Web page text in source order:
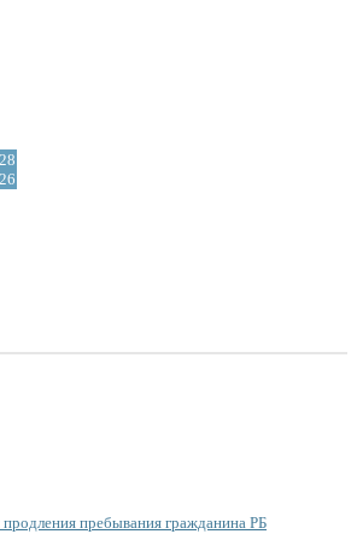
28
26
пребывания гражданина РБ